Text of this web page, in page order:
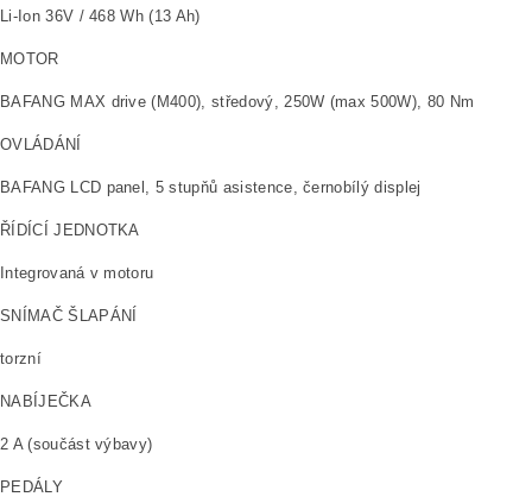
Li-Ion 36V / 468 Wh (13 Ah)
MOTOR
BAFANG MAX drive (M400), středový, 250W (max 500W), 80 Nm
OVLÁDÁNÍ
BAFANG LCD panel, 5 stupňů asistence, černobílý displej
ŘÍDÍCÍ JEDNOTKA
Integrovaná v motoru
SNÍMAČ ŠLAPÁNÍ
torzní
NABÍJEČKA
2 A (součást výbavy)
PEDÁLY